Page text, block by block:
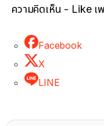
ความคิดเห็น - Like
Facebook
X
LINE